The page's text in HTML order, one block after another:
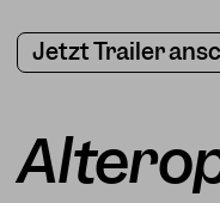
Jetzt Trailer